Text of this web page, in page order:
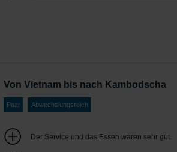
Von Vietnam bis nach Kambodscha
Paar Abwechslungsreich
Der Service und das Essen waren sehr gut.